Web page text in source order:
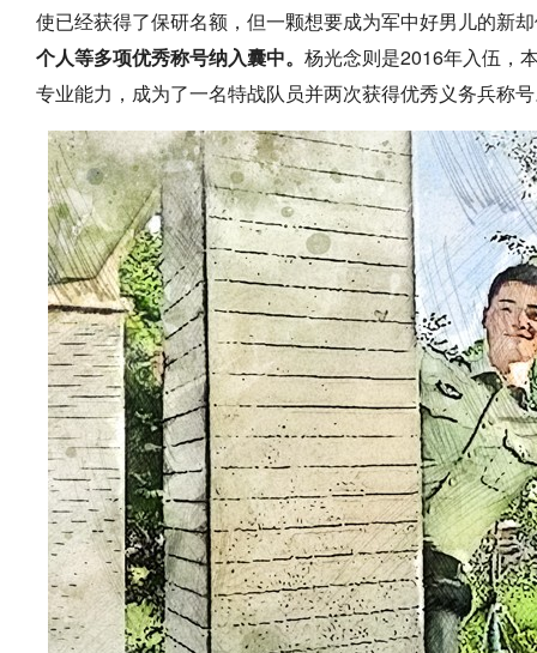
使已经获得了保研名额，但一颗想要成为军中好男儿的新
个人等多项优秀称号纳入囊中。 杨光念则是2016年入伍，
专业能力，成为了一名特战队员并两次获得优秀义务兵称